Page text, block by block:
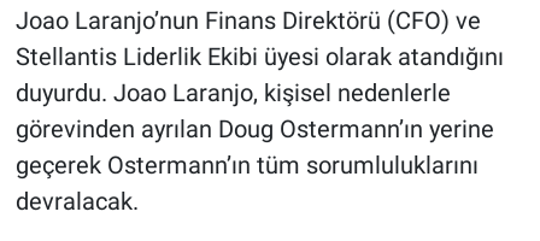
Joao Laranjo’nun Finans Direktörü (CFO) ve
Stellantis Liderlik Ekibi üyesi olarak atandığını
duyurdu. Joao Laranjo, kişisel nedenlerle
görevinden ayrılan Doug Ostermann’ın yerine
geçerek Ostermann’ın tüm sorumluluklarını
devralacak.